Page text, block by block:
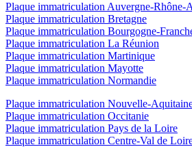
Plaque immatriculation Auvergne-Rhône-
Plaque immatriculation Bretagne
Plaque immatriculation Bourgogne-
Plaque immatriculation La Réunion
Plaque immatriculation Martinique
Plaque immatriculation Mayotte
Plaque immatriculation Normandie
Plaque immatriculation Nouvelle-
Plaque immatriculation Occitanie
Plaque immatriculation Pays de la Loire
Plaque immatriculation Centre-Val de